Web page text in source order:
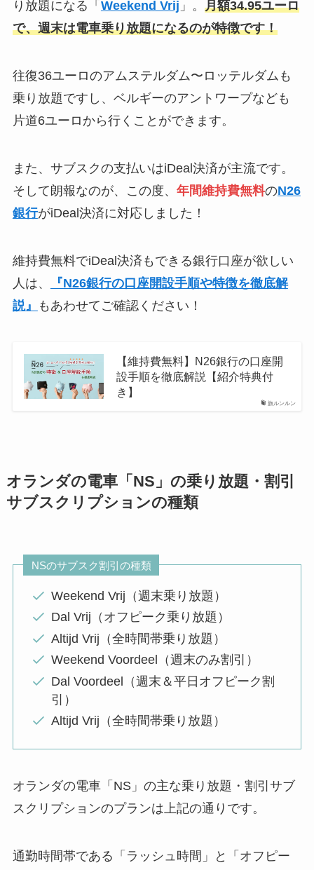
り放題になる「 Weekend Vrij 」。 月額34.95ユーロ
で、週末は電車乗り放題になるのが特徴です！
往復36ユーロのアムステルダム〜ロッテルダムも
乗り放題ですし、ベルギーのアントワープなども
片道6ユーロから行くことができます。
また、サブスクの支払いはiDeal決済が主流です。
そして朗報なのが、この度、 年間維持費無料のN26
銀行がiDeal決済に対応しました！
維持費無料でiDeal決済もできる銀行口座が欲しい
人は、
『N26銀行の口座開設手順や特徴を徹底解
説』
もあわせてご確認ください！
旅ルンルン
【維持費無料】N26銀行の口座開
設手順を徹底解説【紹介特典付
き】
オランダの電車「NS」の乗り放題・割引
サブスクリプションの種類
NSのサブスク割引の種類
Weekend Vrij（週末乗り放題）
Dal Vrij（オフピーク乗り放題）
Altijd Vrij（全時間帯乗り放題）
Weekend Voordeel（週末のみ割引）
Dal Voordeel（週末＆平日オフピーク割
引）
Altijd Vrij（全時間帯乗り放題）
オランダの電車「NS」の主な乗り放題・割引サブ
スクリプションのプランは上記の通りです。
通勤時間帯である「ラッシュ時間」と「オフピー